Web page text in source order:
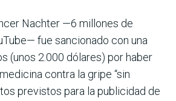
Nachter —6 millones de
fue sancionado con una
(unos 2.000 dólares) por haber
contra la gripe “sin
previstos para la publicidad de